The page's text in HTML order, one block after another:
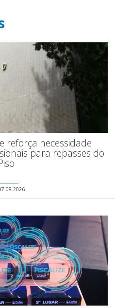
reforça necessidade
para repasses do